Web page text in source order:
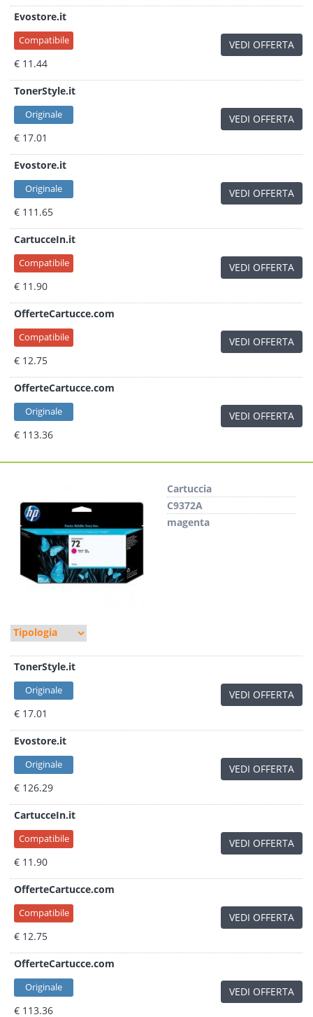
Evostore.it
Compatibile
€ 11.44
VEDI OFFERTA
TonerStyle.it
Originale
€ 17.01
VEDI OFFERTA
Evostore.it
Originale
€ 111.65
VEDI OFFERTA
CartucceIn.it
Compatibile
€ 11.90
VEDI OFFERTA
OfferteCartucce.com
Compatibile
€ 12.75
VEDI OFFERTA
OfferteCartucce.com
Originale
€ 113.36
VEDI OFFERTA
Cartuccia
C9372A
magenta
TonerStyle.it
Originale
€ 17.01
VEDI OFFERTA
Evostore.it
Originale
€ 126.29
VEDI OFFERTA
CartucceIn.it
Compatibile
€ 11.90
VEDI OFFERTA
OfferteCartucce.com
Compatibile
€ 12.75
VEDI OFFERTA
OfferteCartucce.com
Originale
€ 113.36
VEDI OFFERTA